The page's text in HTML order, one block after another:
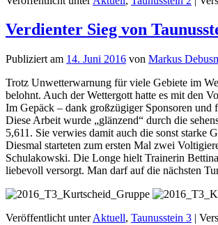
Verdienter Sieg von
Publiziert am 14. Juni 2016 von Markus
Trotz Unwetterwarnung für viele Gebiete im
belohnt. Auch der Wettergott hatte es mit den
Im Gepäck – dank großzügiger Sponsoren und
Diese Arbeit wurde „glänzend“ durch die
5,611. Sie verwies damit auch die sonst starke
Diesmal starteten zum ersten Mal zwei
Schulakowski. Die Longe hielt Trainerin
liebevoll versorgt. Man darf auf die nächsten
Veröffentlicht unter Aktuell, Taunusstein 3 |